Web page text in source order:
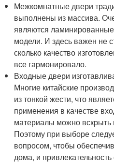
Межкомнатные двери
выполнены из массива.
являются
модели. И здесь важен не
сколько качество
все гармонировало.
Входные двери
Многие китайские
из тонкой жести, что
применения в качестве
материалы можно
Поэтому при выборе
вопросом, чтобы
дома, и